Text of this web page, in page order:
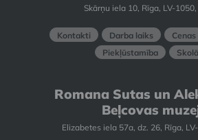
Skārņu iela 10, Rīga, LV-
Kontakti Darba laiks Cenas
Piekļūstamība
Romana Sutas un
Beļcovas
Elizabetes iela 57a, dz. 26, Rīga,